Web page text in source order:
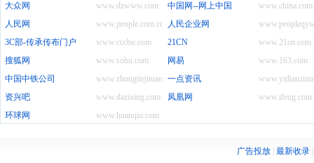
www.dzwww.com
大众网
中国网--网上中国
www.people.com.cn
人民网
人民企业网
www.cccbu.com
3C部-传承传布门户 www.21cn.com
21CN
www.sohu.com
搜狐网 www.163.com
网易
www.zhongtiejituan.net
中国中铁公司
一点资讯
www.dazixing.com
资兴吧 www.ifeng.com
凤凰网
www.huanqiu.com
环球网
广告投放 最新收录